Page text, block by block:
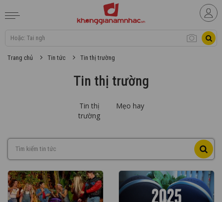
Trang chủ Tin tức Tin thị trường
Tin thị trường
Tin thị
trường
Mẹo hay